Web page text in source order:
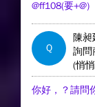
@ff108(要+@)
Q
陳昶
詢問
(悄
你好，？請問